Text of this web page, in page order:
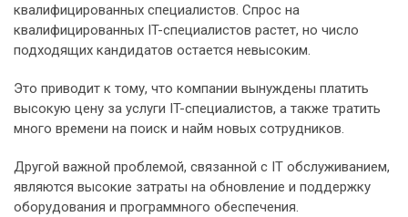
квалифицированных специалистов. Спрос на
квалифицированных IT-специалистов растет, но число
подходящих кандидатов остается невысоким.
Это приводит к тому, что компании вынуждены платить
высокую цену за услуги IT-специалистов, а также тратить
много времени на поиск и найм новых сотрудников.
Другой важной проблемой, связанной с IT обслуживанием,
являются высокие затраты на обновление и поддержку
оборудования и программного обеспечения.